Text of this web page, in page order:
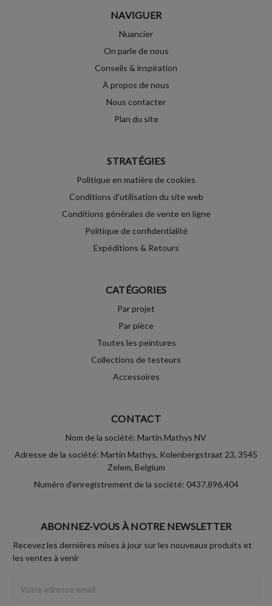
NAVIGUER
Nuancier
On parle de nous
Conseils & inspiration
À propos de nous
Nous contacter
Plan du site
STRATÉGIES
Politique en matière de cookies
Conditions d'utilisation du site web
Conditions générales de vente en ligne
Politique de confidentialité
Expéditions & Retours
CATÉGORIES
Par projet
Par pièce
Toutes les peintures
Collections de testeurs
Accessoires
CONTACT
Nom de la société: Martin Mathys NV
Adresse de la société: Martin Mathys, Kolenbergstraat 23, 3545
Zelem, Belgium
Numéro d'enregistrement de la société: 0437.896.404
ABONNEZ-VOUS À NOTRE NEWSLETTER
Recevez les dernières mises à jour sur les nouveaux produits et
les ventes à venir
Email